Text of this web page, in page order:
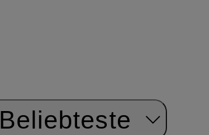
Beliebteste